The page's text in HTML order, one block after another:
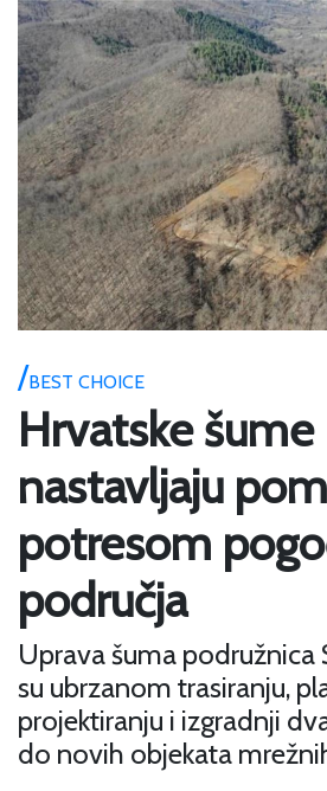
BEST CHOICE
Hrvatske šume
nastavljaju
potresom
područja
Uprava šuma podružnica
su ubrzanom trasiranju,
projektiranju i izgradnji
do novih objekata